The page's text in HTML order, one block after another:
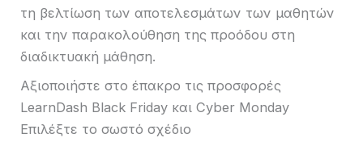
τη βελτίωση των αποτελεσμάτων των μαθητών
και την παρακολούθηση της προόδου στη
διαδικτυακή μάθηση.
Αξιοποιήστε στο έπακρο τις προσφορές
LearnDash Black Friday και Cyber ​​Monday
Επιλέξτε το σωστό σχέδιο